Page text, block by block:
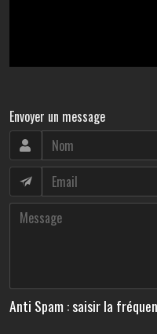
Envoyer un message
Anti Spam : saisir la